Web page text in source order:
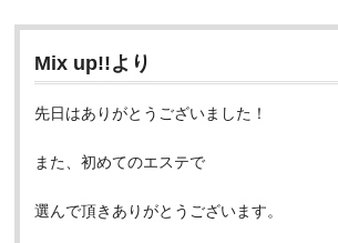
Mix up!!より
先日はありがとうございました！
また、初めてのエステで
選んで頂きありがとうございます。